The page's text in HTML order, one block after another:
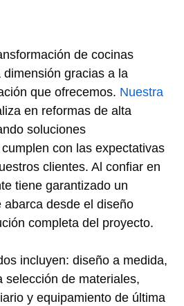
de cocinas
gracias a la
que ofrecemos. Nuestra
en reformas de alta
soluciones
con las expectativas
clientes. Al confiar en
tiene garantizado un
desde el diseño
completa del proyecto.
incluyen: diseño a medida,
selección de materiales,
y equipamiento de última